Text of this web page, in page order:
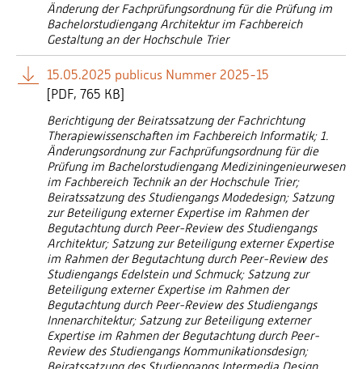
Personalvertretungen
Schwerbehindertenvertretungen
Informationssicherheit
Personalentwicklung
Personensuche
FB UP/UT
FB UW/UR
Änderung der Fachprüfungsordnung für die Prüfung im
Bachelorstudiengang Architektur im Fachbereich
Gestaltung an der Hochschule Trier
15.05.2025 publicus Nummer 2025-15
PDF 765 KB]
Berichtigung der Beiratssatzung der Fachrichtung
Therapiewissenschaften im Fachbereich Informatik; 1.
Änderungsordnung zur Fachprüfungsordnung für die
Prüfung im Bachelorstudiengang Mediziningenieurwesen
im Fachbereich Technik an der Hochschule Trier;
Beiratssatzung des Studiengangs Modedesign; Satzung
zur Beteiligung externer Expertise im Rahmen der
Begutachtung durch Peer-Review des Studiengangs
Architektur; Satzung zur Beteiligung externer Expertise
im Rahmen der Begutachtung durch Peer-Review des
Studiengangs Edelstein und Schmuck; Satzung zur
Beteiligung externer Expertise im Rahmen der
Begutachtung durch Peer-Review des Studiengangs
Innenarchitektur; Satzung zur Beteiligung externer
Expertise im Rahmen der Begutachtung durch Peer-
Review des Studiengangs Kommunikationsdesign;